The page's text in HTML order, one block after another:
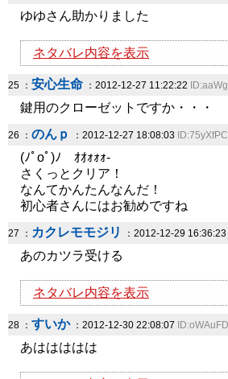
ゆゆさん助かりました
ネタバレ内容を表示
25 ： 安心生命 ：2012-12-27 11:22:22
鍵用のクローゼットですか・・・
26 ： のんｐ ：2012-12-27 18:08:03
(ﾉﾟοﾟ)ﾉ ｵｵｫｫｫ-
さくっとクリア！
なんてかんたんなんだ！
初心者さんにはお勧めですね
27 ： カクレモモジリ ：2012-12-29 16:36:23
あのカツラ受ける
ネタバレ内容を表示
28 ： すいか：2012-12-30 22:08:07
あははははは